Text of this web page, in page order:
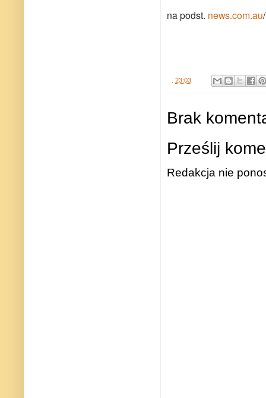
na podst. news.com.au
23:03
Brak
Prześlij
Redakcja nie